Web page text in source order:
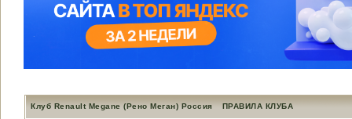
Клуб Renault Megane (Рено Меган) Россия ПРАВИЛА КЛУБА